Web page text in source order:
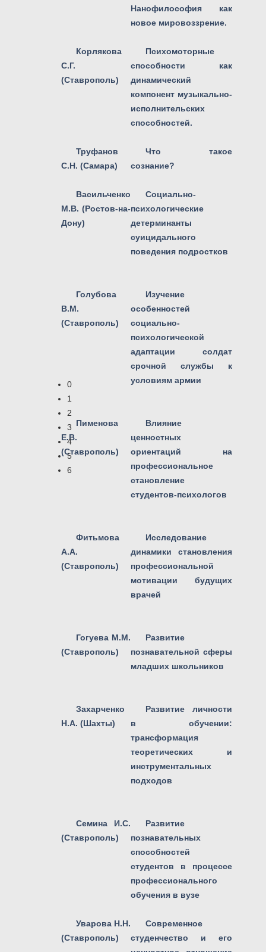
0
1
2
3
4
5
6
Нанофилософия как
новое мировоззрение.
Корлякова
С.Г.
(Ставрополь)
Психомоторные
способности как
динамический
компонент музыкально-
исполнительских
способностей.
Труфанов
С.Н. (Самара)
Что такое
сознание?
Васильченко
М.В. (Ростов-на-
Дону)
Социально-
психологические
детерминанты
суицидального
поведения подростков
Голубова
В.М.
(Ставрополь)
Изучение
особенностей
социально-
психологической
адаптации солдат
срочной службы к
условиям армии
Пименова
Е.В.
(Ставрополь)
Влияние
ценностных
ориентаций на
профессиональное
становление
студентов-психологов
Фитьмова
А.А.
(Ставрополь)
Исследование
динамики становления
профессиональной
мотивации будущих
врачей
Гогуева М.М.
(Ставрополь)
Развитие
познавательной сферы
младших школьников
Захарченко
Н.А. (Шахты)
Развитие личности
в обучении:
трансформация
теоретических и
инструментальных
подходов
Семина И.С.
(Ставрополь)
Развитие
познавательных
способностей
студентов в процессе
профессионального
обучения в вузе
Уварова Н.Н.
(Ставрополь)
Современное
студенчество и его